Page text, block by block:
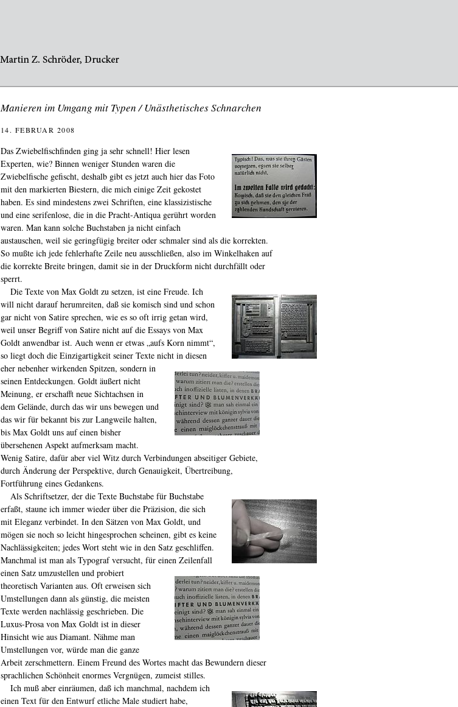
Manieren im Umgang mit Typen / Unästhetisches Schnarchen
14. FEBRUAR 2008
Das Zwiebelfischfinden ging ja sehr schnell! Hier lesen
Experten, wie? Binnen weniger Stunden waren die
Zwiebelfische gefischt, deshalb gibt es jetzt auch hier das Foto
mit den markierten Biestern, die mich einige Zeit gekostet
haben. Es sind mindestens zwei Schriften, eine klassizistische
und eine serifenlose, die in die Pracht-Antiqua gerührt worden
waren. Man kann solche Buchstaben ja nicht einfach
austauschen, weil sie geringfügig breiter oder schmaler sind als die korrekten.
So mußte ich jede fehlerhafte Zeile neu ausschließen, also im Winkelhaken auf
die korrekte Breite bringen, damit sie in der Druckform nicht durchfällt oder
sperrt.
Die Texte von Max Goldt zu setzen, ist eine Freude. Ich
will nicht darauf herumreiten, daß sie komisch sind und schon
gar nicht von Satire sprechen, wie es so oft irrig getan wird,
weil unser Begriff von Satire nicht auf die Essays von Max
Goldt anwendbar ist. Auch wenn er etwas „aufs Korn nimmt“,
so liegt doch die Einzigartigkeit seiner Texte nicht in diesen
eher nebenher wirkenden Spitzen, sondern in
seinen Entdeckungen. Goldt äußert nicht
Meinung, er erschafft neue Sichtachsen in
dem Gelände, durch das wir uns bewegen und
das wir für bekannt bis zur Langweile halten,
bis Max Goldt uns auf einen bisher
übersehenen Aspekt aufmerksam macht.
Wenig Satire, dafür aber viel Witz durch Verbindungen abseitiger Gebiete,
durch Änderung der Perspektive, durch Genauigkeit, Übertreibung,
Fortführung eines Gedankens.
Als Schriftsetzer, der die Texte Buchstabe für Buchstabe
erfaßt, staune ich immer wieder über die Präzision, die sich
mit Eleganz verbindet. In den Sätzen von Max Goldt, und
mögen sie noch so leicht hingesprochen scheinen, gibt es keine
Nachlässigkeiten; jedes Wort steht wie in den Satz geschliffen.
Manchmal ist man als Typograf versucht, für einen Zeilenfall
einen Satz umzustellen und probiert
theoretisch Varianten aus. Oft erweisen sich
Umstellungen dann als günstig, die meisten
Texte werden nachlässig geschrieben. Die
Luxus-Prosa von Max Goldt ist in dieser
Hinsicht wie aus Diamant. Nähme man
Umstellungen vor, würde man die ganze
Arbeit zerschmettern. Einem Freund des Wortes macht das Bewundern dieser
sprachlichen Schönheit enormes Vergnügen, zumeist stilles.
Ich muß aber einräumen, daß ich manchmal, nachdem ich
einen Text für den Entwurf etliche Male studiert habe,